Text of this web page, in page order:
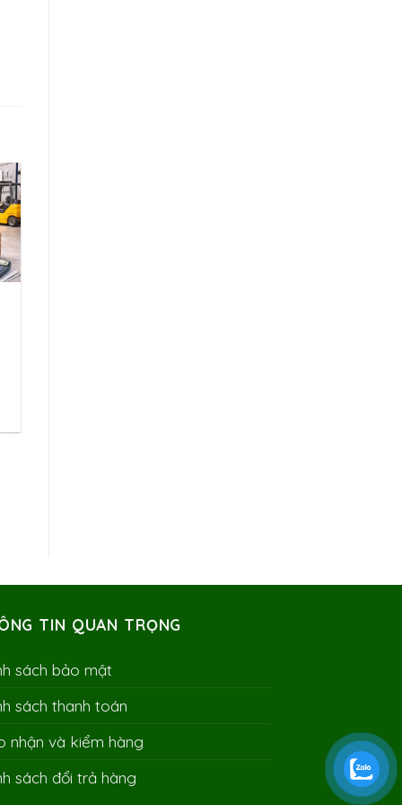
TIN QUAN TRỌNG
sách bảo mật
sách thanh toán
nhận và kiểm hàng
sách đổi trả hàng